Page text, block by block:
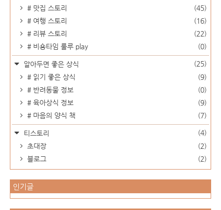
# 맛집 스토리
(45)
# 여행 스토리
(16)
# 리뷰 스토리
(22)
# 비숑타임 룰루 play
(0)
알아두면 좋은 상식
(25)
# 읽기 좋은 상식
(9)
# 반려동물 정보
(0)
# 육아상식 정보
(9)
# 마음의 양식 책
(7)
티스토리
(4)
초대장
(2)
블로그
(2)
인기글